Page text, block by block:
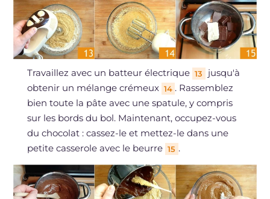
Travaillez avec un batteur électrique 13
jusqu'à
obtenir un mélange crémeux 14 . Rassemblez
bien toute la pâte avec une spatule, y compris
sur les bords du bol. Maintenant, occupez-vous
du chocolat : cassez-le et mettez-le dans une
petite casserole avec le beurre 15 .